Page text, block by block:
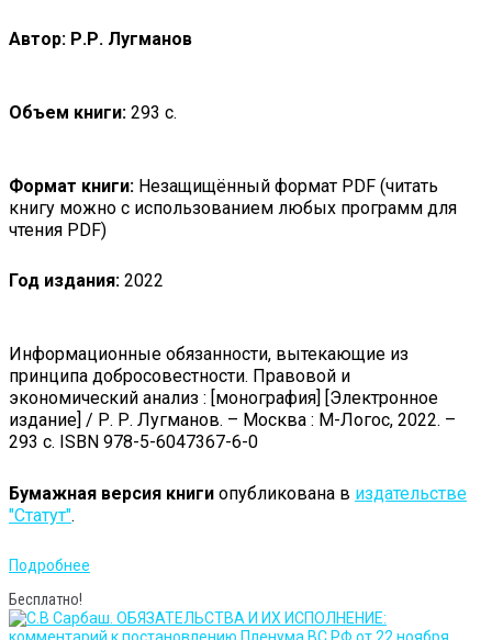
Автор: Р.Р. Лугманов
Объем книги: 293 с.
Формат книги: Незащищённый формат PDF (читать
книгу можно с использованием любых программ для
чтения PDF)
Год издания: 2022
Информационные обязанности, вытекающие из
принципа добросовестности. Правовой и
экономический анализ : [монография] [Электронное
издание] / Р. Р. Лугманов. – Москва : М-Логос, 2022. –
293 с. ISBN 978-5-6047367-6-0
Бумажная версия книги опубликована в издательстве
"Статут".
Подробнее
Бесплатно!